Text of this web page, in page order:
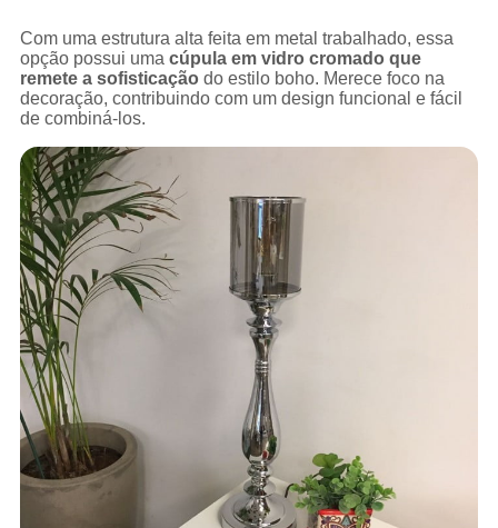
Com uma estrutura alta feita em metal trabalhado, essa
opção possui uma cúpula em vidro cromado que
remete a sofisticação do estilo boho. Merece foco na
decoração, contribuindo com um design funcional e fácil
de combiná-los.